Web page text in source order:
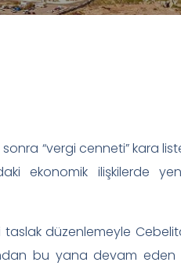
“vergi cenneti” kara
ekonomik ilişkilerde
düzenlemeyle
bu yana devam